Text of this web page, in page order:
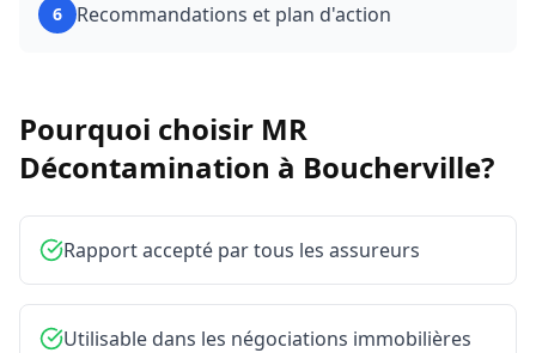
6 Recommandations et plan d'action
Pourquoi choisir MR
Décontamination à Boucherville?
Rapport accepté par tous les assureurs
Utilisable dans les négociations immobilières